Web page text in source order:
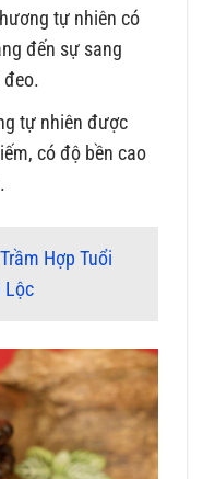
tự nhiên có
đến sự sang
đeo.
tự nhiên được
có độ bền cao
Hợp Tuổi
Lộc